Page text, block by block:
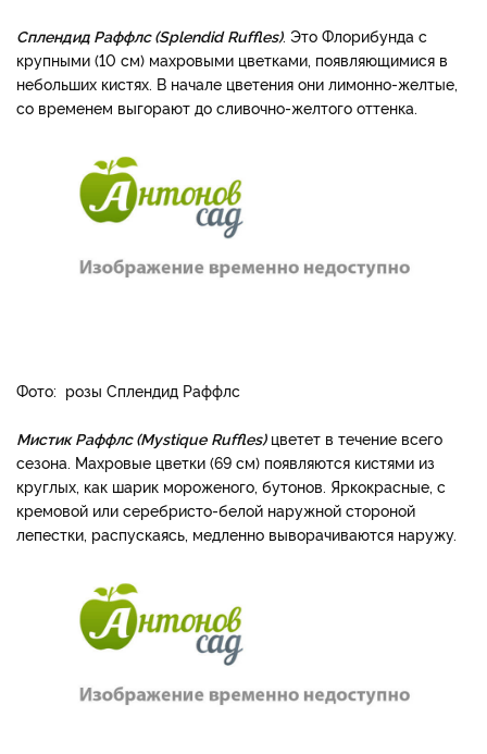
Сплендид Раффлс (Splendid Ruffles). Это Флорибунда с
крупными (10 см) махровыми цветками, появляющимися в
неболь­ших кистях. В начале цвете­ния они лимонно-желтые,
со временем выгорают до сливочно-желтого оттенка.
Фото: розы Сплендид Раффлс
Мистик Раффлс (Mystique Ruffles)цве­тет в течение всего
сезо­на. Махровые цветки (6­9 см) появляются кистями из
круглых, как шарик мо­роженого, бутонов. Ярко­красные, с
кремовой или серебристо-белой наружной стороной
лепестки, распуска­ясь, медленно выворачивают­ся наружу.